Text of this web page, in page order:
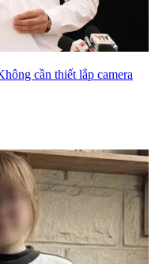
cần thiết lắp camera